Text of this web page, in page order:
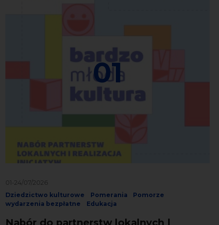
01
01-24/07/2026
Dziedzictwo kulturowe Pomerania
Pomorze
wydarzenia bezpłatne
Edukacja
Nabór do partnerstw lokalnych |